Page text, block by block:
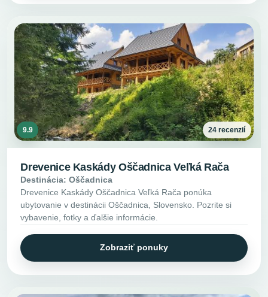
9.9 24 recenzií
Drevenice Kaskády Oščadnica Veľká Rača
Destinácia: Oščadnica
Drevenice Kaskády Oščadnica Veľká Rača ponúka
ubytovanie v destinácii Oščadnica, Slovensko. Pozrite si
vybavenie, fotky a ďalšie informácie.
Zobraziť ponuky